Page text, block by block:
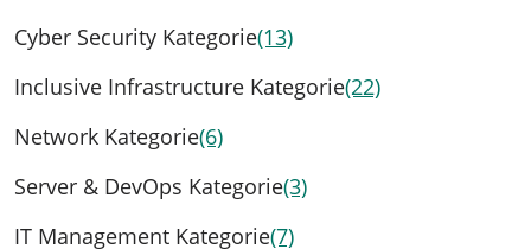
Cyber Security Kategorie(13)
Inclusive Infrastructure Kategorie(22)
Network Kategorie(6)
Server & DevOps Kategorie(3)
IT Management Kategorie(7)